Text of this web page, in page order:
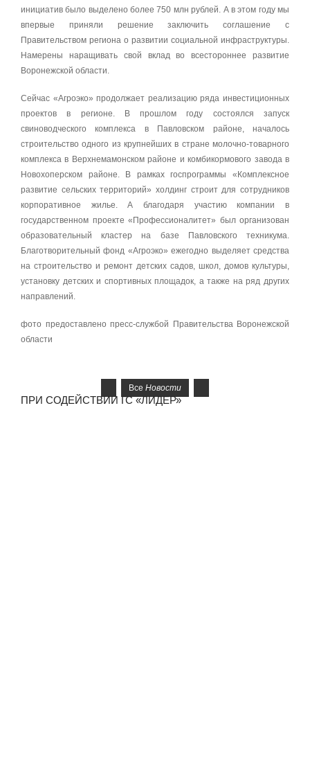
инициатив было выделено более 750 млн рублей. А в этом году мы
впервые приняли решение заключить соглашение с
Правительством региона о развитии социальной инфраструктуры.
Намерены наращивать свой вклад во всестороннее развитие
Воронежской области.
Сейчас «Агроэко» продолжает реализацию ряда инвестиционных
проектов в регионе. В прошлом году состоялся запуск
свиноводческого комплекса в Павловском районе, началось
строительство одного из крупнейших в стране молочно-товарного
комплекса в Верхнемамонском районе и комбикормового завода в
Новохоперском районе. В рамках госпрограммы «Комплексное
развитие сельских территорий» холдинг строит для сотрудников
корпоративное жилье. А благодаря участию компании в
государственном проекте «Профессионалитет» был организован
образовательный кластер на базе Павловского техникума.
Благотворительный фонд «Агроэко» ежегодно выделяет средства
на строительство и ремонт детских садов, школ, домов культуры,
установку детских и спортивных площадок, а также на ряд других
направлений.
фото предоставлено пресс-службой Правительства Воронежской
области
Все Новости
ПРИ СОДЕЙСТВИИ ГС «ЛИДЕР»